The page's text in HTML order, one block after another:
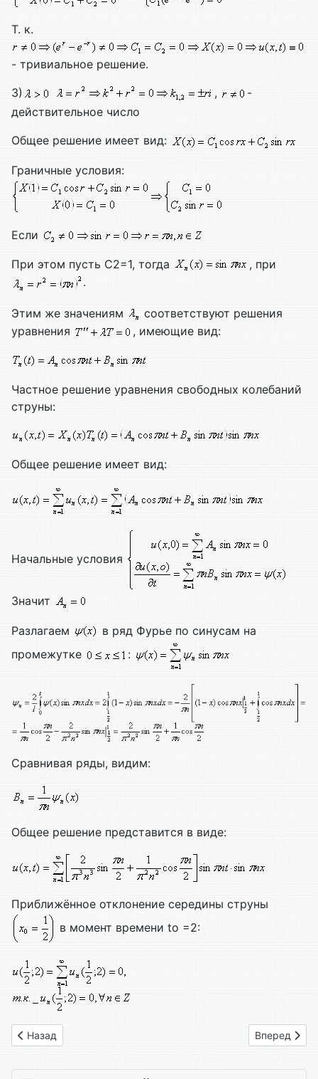
Т. к.
- тривиальное решение.
3)
,
-
действительное число
Общее решение имеет вид:
Граничные условия:
Если
При этом пусть С2=1, тогда
, при
.
Этим же значениям
соответствуют решения
уравнения
, имеющие вид:
Частное решение уравнения свободных колебаний
струны:
Общее решение имеет вид:
Начальные условия
Значит
Разлагаем
в ряд Фурье по синусам на
промежутке
:
Сравнивая ряды, видим:
Общее решение представится в виде:
Приближённое отклонение середины струны
в момент времени to =2:
Предыдущий: Вариант 19
Назад Следующий:
Вперед